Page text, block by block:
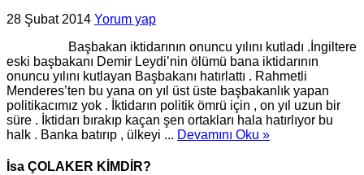
28 Şubat 2014 Yorum yap
Başbakan iktidarının onuncu yılını kutladı .İngiltere
eski başbakanı Demir Leydi’nin ölümü bana iktidarının
onuncu yılını kutlayan Başbakanı hatırlattı . Rahmetli
Menderes’ten bu yana on yıl üst üste başbakanlık yapan
politikacımız yok . İktidarın politik ömrü için , on yıl uzun bir
süre . İktidarı bırakıp kaçan şen ortakları hala hatırlıyor bu
halk . Banka batırıp , ülkeyi ... Devamını Oku »
İsa ÇOLAKER KİMDİR?